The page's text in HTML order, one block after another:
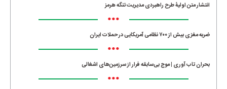
انتشار متن اولیۀ طرح راهبردی مدیریت تنگه هرمز
•••
ضربه مغزی بیش از ۷۰۰ نظامی آمریکایی در حملات ایران
•••
بحران تاب آوری | موج بی‌سابقه فرار از سرزمین‌های اشغالی
•••